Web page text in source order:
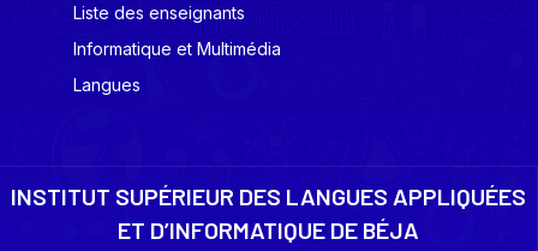
Liste des enseignants
Informatique et Multimédia
Langues
INSTITUT SUPÉRIEUR DES LANGUES APPLIQUÉES
ET D’INFORMATIQUE DE BÉJA